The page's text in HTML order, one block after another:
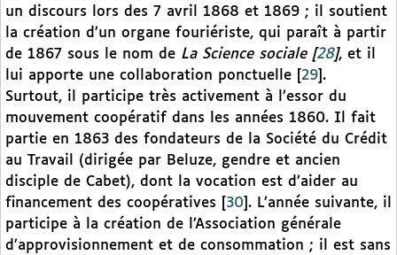
un discours lors des 7 avril 1868 et 1869 ; il soutient
la création d’un organe fouriériste, qui paraît à partir
de 1867 sous le nom de La Science sociale[28], et il
lui apporte une collaboration ponctuelle
29 .
Surtout, il participe très activement à l’essor du
mouvement coopératif dans les années 1860. Il fait
partie en 1863 des fondateurs de la Société du Crédit
au Travail (dirigée par Beluze, gendre et ancien
disciple de Cabet), dont la vocation est d’aider au
financement des coopératives
30 . L’année suivante, il
participe à la création de l’Association générale
d’approvisionnement et de consommation ; il est sans